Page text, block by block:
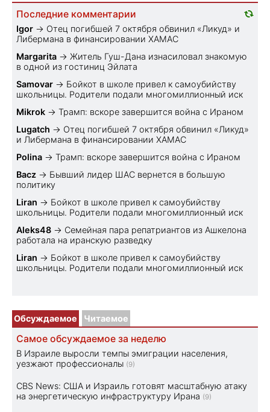
Последние комментарии
Igor → Отец погибшей 7 октября обвинил «Ликуд» и
Либермана в финансировании ХАМАС
Margarita → Житель Гуш-Дана изнасиловал знакомую
в одной из гостиниц Эйлата
Samovar → Бойкот в школе привел к самоубийству
школьницы. Родители подали многомиллионный иск
Mikrok → Трамп: вскоре завершится война с Ираном
Lugatch → Отец погибшей 7 октября обвинил «Ликуд»
и Либермана в финансировании ХАМАС
Polina → Трамп: вскоре завершится война с Ираном
Bacz → Бывший лидер ШАС вернется в большую
политику
Liran → Бойкот в школе привел к самоубийству
школьницы. Родители подали многомиллионный иск
Aleks48 → Семейная пара репатриантов из Ашкелона
работала на иранскую разведку
Liran → Бойкот в школе привел к самоубийству
школьницы. Родители подали многомиллионный иск
Обсуждаемое Читаемое
Самое обсуждаемое за неделю
В Израиле выросли темпы эмиграции населения,
уезжают профессионалы (9)
CBS News: США и Израиль готовят масштабную атаку
на энергетическую инфраструктуру Ирана (9)